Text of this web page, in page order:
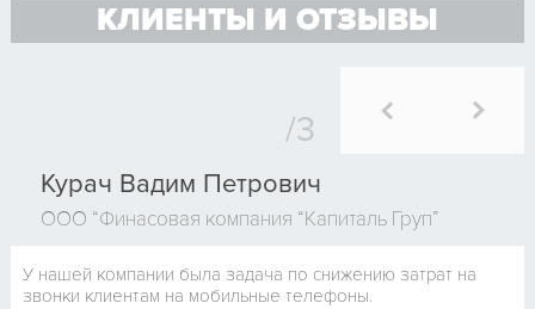
КЛИЕНТЫ И ОТЗЫВЫ
Курач Вадим Петрович
ООО “Финасовая компания “Капиталь Груп”
У нашей компании была задача по снижению затрат на
звонки клиентам на мобильные телефоны.